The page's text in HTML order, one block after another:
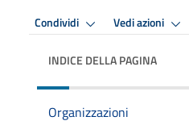
Condividi Vedi azioni
INDICE DELLA PAGINA
Organizzazioni